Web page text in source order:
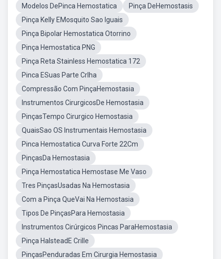
Modelos DePinca Hemostatica
Pinça DeHemostasis
Pinça Kelly EMosquito Sao Iguais
Pinça Bipolar Hemostatica Otorrino
Pinça Hemostatica PNG
Pinça Reta Stainless Hemostatica 172
Pinca ESuas Parte Crlha
Compressão Com PinçaHemostasia
Instrumentos CirurgicosDe Hemostasia
PinçasTempo Cirurgico Hemostasia
QuaisSao OS Instrumentais Hemostasia
Pinca Hemostatica Curva Forte 22Cm
PinçasDa Hemostasia
Pinça Hemostatica Hemostase Me Vaso
Tres PinçasUsadas Na Hemostasia
Com a Pinça QueVai Na Hemostasia
Tipos De PinçasPara Hemostasia
Instrumentos Cirúrgicos Pincas ParaHemostasia
Pinça HalsteadE Crille
PinçasPenduradas Em Cirurgia Hemostasia